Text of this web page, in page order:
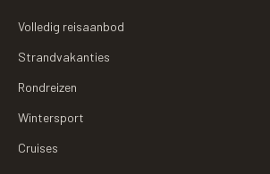
Volledig reisaanbod
Strandvakanties
Rondreizen
Wintersport
Cruises